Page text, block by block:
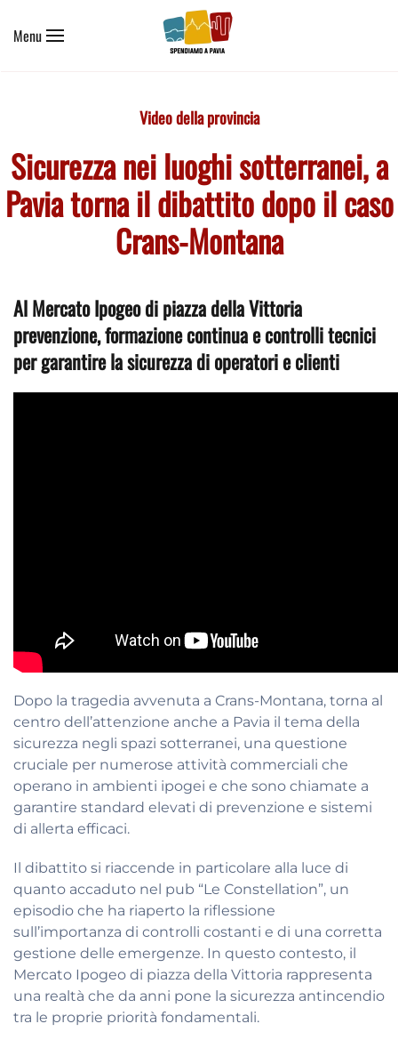
Skip to main content
Menu
Video della provincia
Sicurezza nei luoghi sotterranei, a
Pavia torna il dibattito dopo il caso
Crans-Montana
Al Mercato Ipogeo di piazza della Vittoria
prevenzione, formazione continua e controlli tecnici
per garantire la sicurezza di operatori e clienti
Dopo la tragedia avvenuta a Crans-Montana, torna al
centro dell’attenzione anche a Pavia il tema della
sicurezza negli spazi sotterranei, una questione
cruciale per numerose attività commerciali che
operano in ambienti ipogei e che sono chiamate a
garantire standard elevati di prevenzione e sistemi
di allerta efficaci.
Il dibattito si riaccende in particolare alla luce di
quanto accaduto nel pub “Le Constellation”, un
episodio che ha riaperto la riflessione
sull’importanza di controlli costanti e di una corretta
gestione delle emergenze. In questo contesto, il
Mercato Ipogeo di piazza della Vittoria rappresenta
una realtà che da anni pone la sicurezza antincendio
tra le proprie priorità fondamentali.